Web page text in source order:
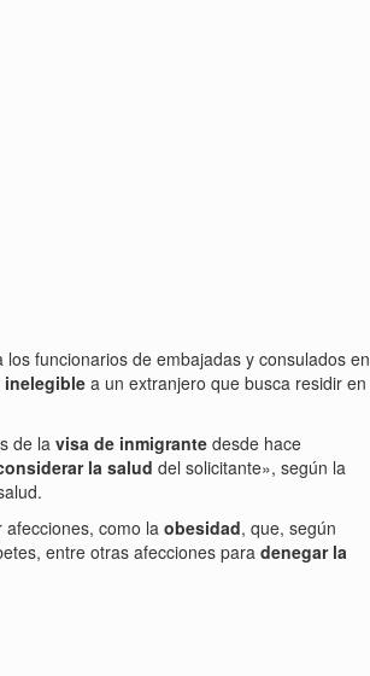
los funcionarios de embajadas y consulados en
inelegible a un extranjero que busca residir en
de la visa de inmigrante desde hace
la salud del solicitante», según la
como la obesidad, que, según
entre otras afecciones para denegar la